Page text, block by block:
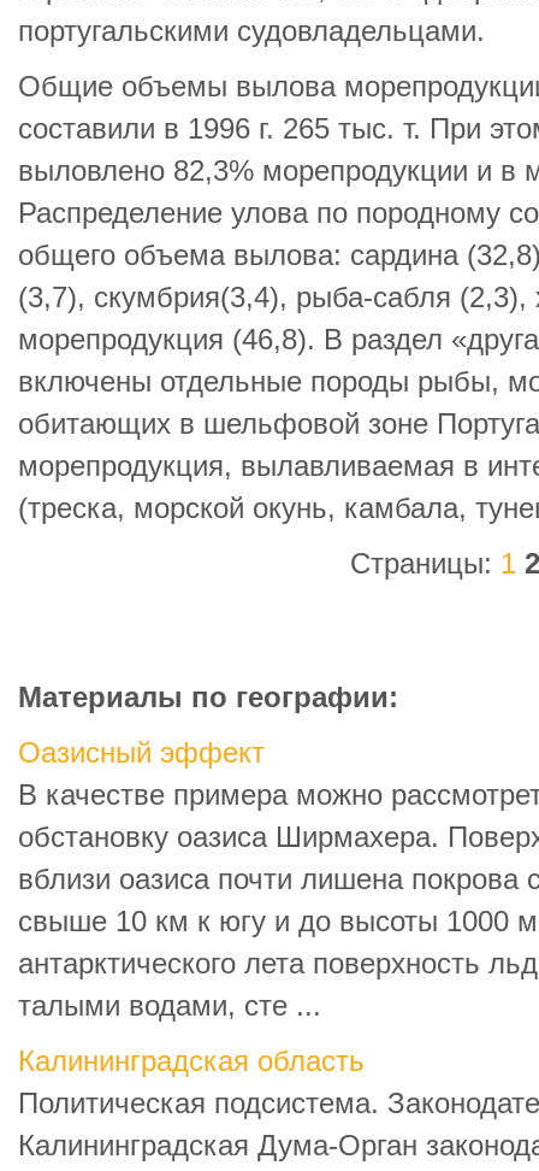
португальскими судовладельцами.
Общие объемы вылова
составили в 1996 г. 265 тыс. т. При
выловлено 82,3% морепродукции и в
Распределение улова по породному
общего объема вылова: сардина
(3,7), скумбрия(3,4), рыба-сабля (2,3),
морепродукция (46,8). В раздел
включены отдельные породы рыбы,
обитающих в шельфовой зоне
морепродукция, вылавливаемая в
(треска, морской окунь, камбала,
Страницы: 1 2
Материалы по географии:
Оазисный эффект
В качестве примера можно
обстановку оазиса Ширмахера.
вблизи оазиса почти лишена покрова
свыше 10 км к югу и до высоты 1000
антарктического лета поверхность
талыми водами, сте ...
Калининградская область
Политическая подсистема.
Калининградская Дума-Орган